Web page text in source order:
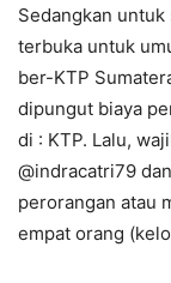
Sedangkan
terbuka untuk
ber-KTP
dipungut biaya
di : KTP. Lalu,
@indracatri79
perorangan atau
empat orang